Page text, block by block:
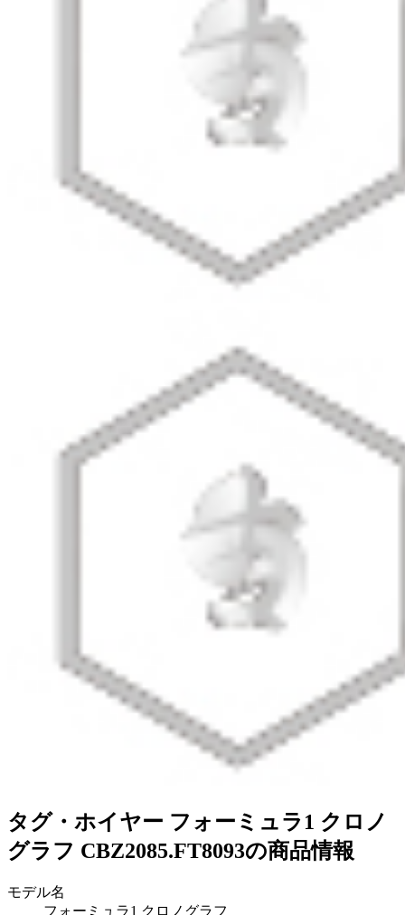
タグ・ホイヤー フォーミュラ1 クロノ
グラフ CBZ2085.FT8093の商品情報
モデル名
フォーミュラ1 クロノグラフ